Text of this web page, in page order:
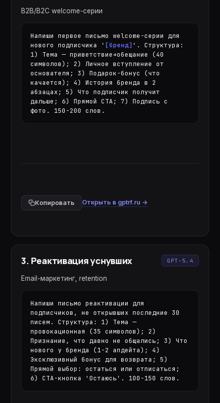
B2B/B2C welcome-серии
Напиши первое письмо welcome-серии для
нового подписчика ' [бренд] '. Структура:
1) Тема — приветствие+обещание (40
символов); 2) Личное вступление от
основателя; 3) Подарок-бонус (что
качается); 4) История бренда в 2
абзацах; 5) Что подписчик получит
дальше; 6) Прямой CTA; 7) Подпись с
фото. 150-200 слов.
Копировать Открыть в gptrf.ru →
3. Реактивация уснувших GPT-5.4
Email-маркетинг, retention
Напиши письмо реактивации для
подписчиков, не открывших последние 30
писем. Структура: 1) Тема —
провокационная (35 символов); 2)
Признание, что давно не общались; 3) Что
нового у бренда (1-2 апдейта); 4)
Эксклюзивный бонус для возврата; 5)
Прямой выбор: остаться или отписаться;
6) CTA-кнопка 'Остаюсь'. 100-150 слов.